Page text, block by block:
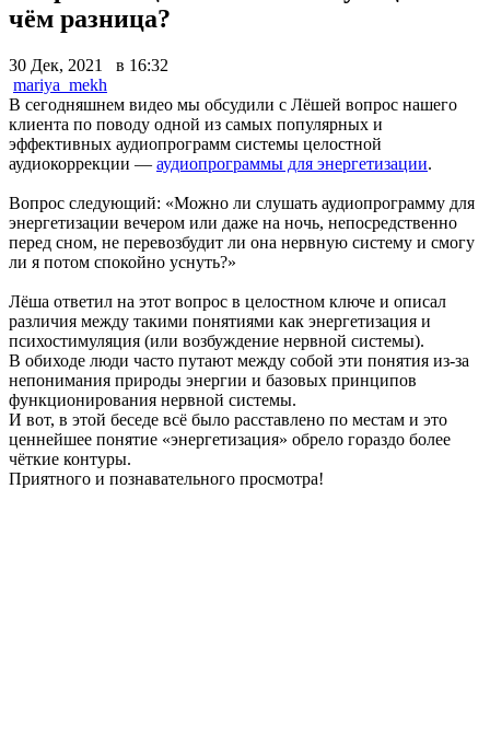
чём разница?
30 Дек, 2021 в 16:32
mariya_mekh
В сегодняшнем видео мы обсудили с Лёшей вопрос нашего
клиента по поводу одной из самых популярных и
эффективных аудиопрограмм системы целостной
аудиокоррекции — аудиопрограммы для энергетизации.
Вопрос следующий: «Можно ли слушать аудиопрограмму для
энергетизации вечером или даже на ночь, непосредственно
перед сном, не перевозбудит ли она нервную систему и смогу
ли я потом спокойно уснуть?»
Лёша ответил на этот вопрос в целостном ключе и описал
различия между такими понятиями как энергетизация и
психостимуляция (или возбуждение нервной системы).
В обиходе люди часто путают между собой эти понятия из-за
непонимания природы энергии и базовых принципов
функционирования нервной системы.
И вот, в этой беседе всё было расставлено по местам и это
ценнейшее понятие «энергетизация» обрело гораздо более
чёткие контуры.
Приятного и познавательного просмотра!